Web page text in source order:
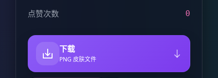
点赞次数 0
下载
PNG 皮肤文件